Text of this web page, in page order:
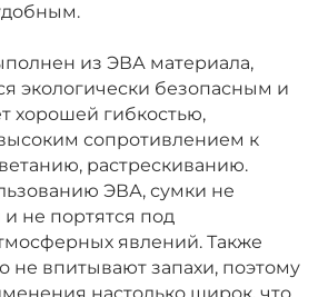
из ЭВА материала,
экологически безопасным и
хорошей гибкостью,
сопротивлением к
растрескиванию.
ЭВА, сумки не
не портятся под
явлений. Также
не впитывают запахи, поэтому